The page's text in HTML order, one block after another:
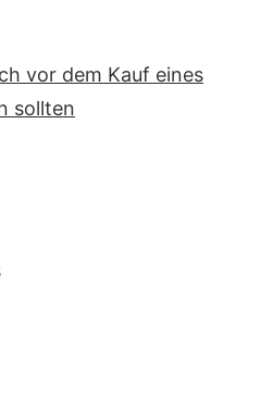
vor dem Kauf eines
sollten